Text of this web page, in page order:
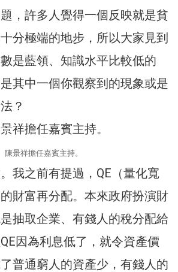
，許多人覺得一個反映就是貧
分極端的地步，所以大家見到
是藍領、知識水平比較低的
其中一個你觀察到的現象或是
？
陳景祥擔任嘉賓主持。
我之前有提過，QE（量化寬
財富再分配。本來政府扮演財
抽取企業、有錢人的稅分配給
因為利息低了，就令資產價
普通窮人的資產少，有錢人的